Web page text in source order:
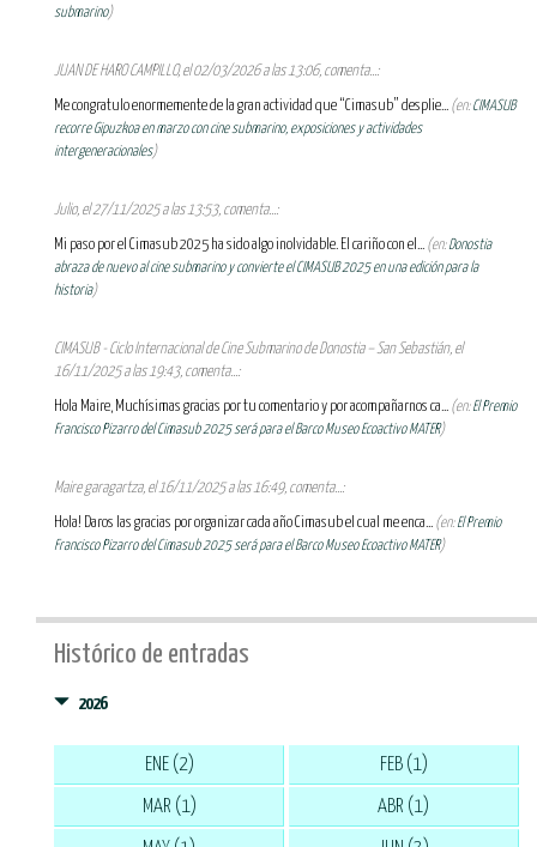
submarino)
JUAN DE HARO CAMPILLO, el 02/03/2026 a las 13:06, comenta...:
Me congratulo enormemente de la gran actividad que “Cimasub” desplie... (en:CIMASUB
recorre Gipuzkoa en marzo con cine submarino, exposiciones y actividades
intergeneracionales)
Julio, el 27/11/2025 a las 13:53, comenta...:
Mi paso por el Cimasub 2025 ha sido algo inolvidable. El cariño con el... (en:Donostia
abraza de nuevo al cine submarino y convierte el CIMASUB 2025 en una edición para la
historia)
CIMASUB - Ciclo Internacional de Cine Submarino de Donostia – San Sebastián, el
16/11/2025 a las 19:43, comenta...:
Hola Maire, Muchísimas gracias por tu comentario y por acompañarnos ca... (en:El Premio
Francisco Pizarro del Cimasub 2025 será para el Barco Museo Ecoactivo MATER)
Maire garagartza, el 16/11/2025 a las 16:49, comenta...:
Hola! Daros las gracias por organizar cada año Cimasub el cual me enca... (en:El Premio
Francisco Pizarro del Cimasub 2025 será para el Barco Museo Ecoactivo MATER)
Histórico de entradas
2026
ENE (2) FEB (1)
MAR (1) ABR (1)